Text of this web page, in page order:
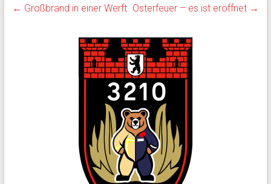
← Großbrand in einer Werft Osterfeuer – es ist eröffnet →